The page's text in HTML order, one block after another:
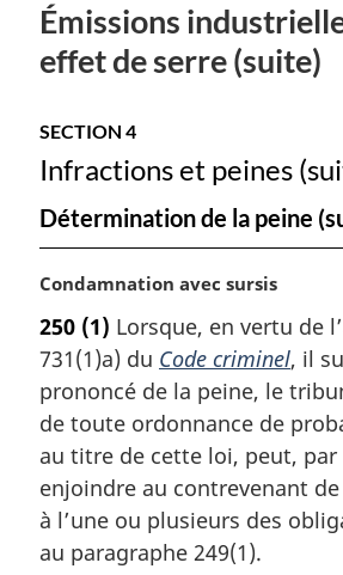
causée
par
les
effet
serre
pollution
causée
par
à
de
Émissions
effet de serre (suite)
SECTION 4
Infractions et peines
Détermination de la peine
N
t
e
m
a
g
i
n
a
Condamnation avec sursis
250 (1) Lorsque, en vertu de
731(1)a) du Code criminel, il
prononcé de la peine, le
de toute ordonnance de
au titre de cette loi, peut, par
enjoindre au contrevenant
à l’une ou plusieurs des
au paragraphe 249(1).